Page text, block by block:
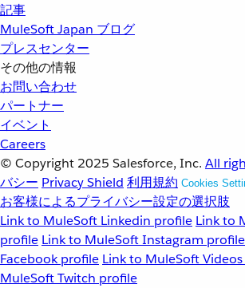
記事
MuleSoft Japan ブログ
プレスセンター
その他の情報
お問い合わせ
パートナー
イベント
Careers
© Copyright 2025 Salesforce, Inc. All
バシー Privacy Shield 利用規約 Cookies
お客様によるプライバシー設定の選択肢
Link to MuleSoft Linkedin profile Link to
profile Link to MuleSoft Instagram profile
Facebook profile Link to MuleSoft
MuleSoft Twitch profile